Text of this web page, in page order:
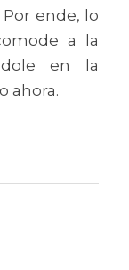
ende, lo
a la
en la
ahora.